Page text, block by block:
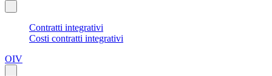
Contratti integrativi
Costi contratti integrativi
OIV